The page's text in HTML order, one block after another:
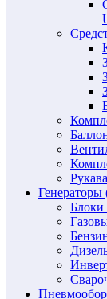
Генераторы
Блоки